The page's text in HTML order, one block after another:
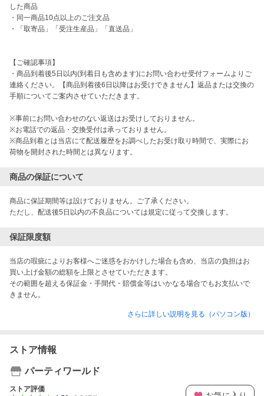
した商品
・同一商品10点以上のご注文品
・「取寄品」「受注生産品」「直送品」
【ご確認事項】
・商品到着後5日以内(到着日も含めます)にお問い合わせ受付フォームよりご
連絡ください。【商品到着後6日以降はお受けできません】返品または交換の
手順についてご案内させていただきます。
※事前にお問い合わせのない返送はお受けしておりません。
※お電話での返品・交換受付は承っておりません。
※商品到着とは当店にて配送履歴をお調べしたお受け取り時間で、実際にお
商品の保証について
商品に保証期間等は設けておりません。ご了承ください。
ただし、配送後5日以内の不良品については規定に従って交換します。
保証限度額
当店の瑕疵によりお客様へご迷惑をおかけした場合も含め、当店の負担はお
買い上げ金額の総額を上限とさせていただきます。
その範囲を超える保証金・手間代・賠償金等はいかなる場合でもお支払いで
きません。
さらに詳しい説明を見る（パソコン版）
ストア情報
パーティワールド
ストア評価